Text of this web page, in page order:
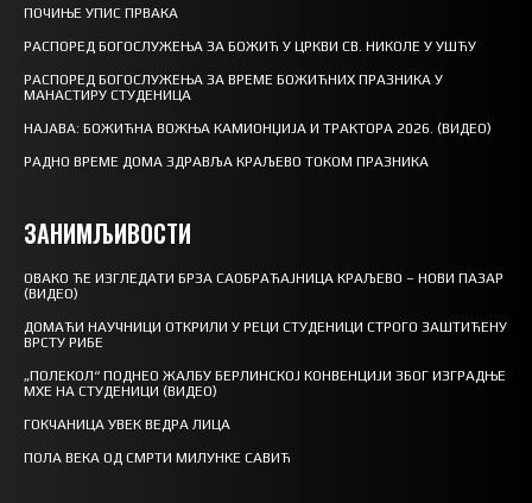
ПОЧИЊЕ УПИС ПРВАКА
РАСПОРЕД БОГОСЛУЖЕЊА ЗА БОЖИЋ У ЦРКВИ СВ. НИКОЛЕ У УШЋУ
РАСПОРЕД БОГОСЛУЖЕЊА ЗА ВРЕМЕ БОЖИЋНИХ ПРАЗНИКА У
МАНАСТИРУ СТУДЕНИЦА
НАЈАВА: БОЖИЋНА ВОЖЊА КАМИОНЏИЈА И ТРАКТОРА 2026. (ВИДЕО)
РАДНО ВРЕМЕ ДОМА ЗДРАВЉА КРАЉЕВО ТОКОМ ПРАЗНИКА
ЗАНИМЉИВОСТИ
ОВАКО ЋЕ ИЗГЛЕДАТИ БРЗА САОБРАЋАЈНИЦА КРАЉЕВО – НОВИ ПАЗАР
(ВИДЕО)
ДОМАЋИ НАУЧНИЦИ ОТКРИЛИ У РЕЦИ СТУДЕНИЦИ СТРОГО ЗАШТИЋЕНУ
ВРСТУ РИБЕ
„ПОЛЕКОЛ“ ПОДНЕО ЖАЛБУ БЕРЛИНСКОЈ КОНВЕНЦИЈИ ЗБОГ ИЗГРАДЊЕ
МХЕ НА СТУДЕНИЦИ (ВИДЕО)
ГОКЧАНИЦА УВЕК ВЕДРА ЛИЦА
ПОЛА ВЕКА ОД СМРТИ МИЛУНКЕ САВИЋ